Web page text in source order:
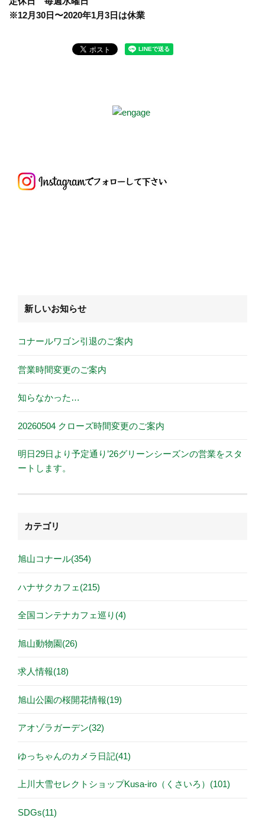
※12月30日〜2020年1月3日は休業
新しいお知らせ
コナールワゴン引退のご案内
営業時間変更のご案内
知らなかった…
20260504 クローズ時間変更のご案内
明日29日より予定通り’26グリーンシーズンの営業をスタ
ートします。
カテゴリ
旭山コナール(354)
ハナサクカフェ(215)
全国コンテナカフェ巡り(4)
旭山動物園(26)
求人情報(18)
旭山公園の桜開花情報(19)
アオゾラガーデン(32)
ゆっちゃんのカメラ日記(41)
上川大雪セレクトショップKusa-iro（くさいろ）(101)
SDGs(11)